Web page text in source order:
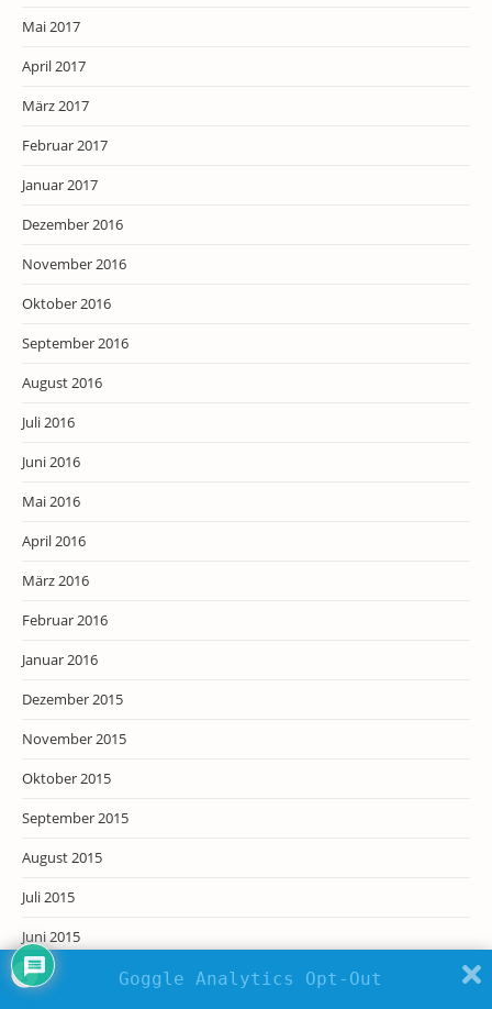
Mai 2017
April 2017
März 2017
Februar 2017
Januar 2017
Dezember 2016
November 2016
Oktober 2016
September 2016
August 2016
Juli 2016
Juni 2016
Mai 2016
April 2016
März 2016
Februar 2016
Januar 2016
Dezember 2015
November 2015
Oktober 2015
September 2015
August 2015
Juli 2015
Juni 2015
Mai 2015
Goggle Analytics Opt-Out